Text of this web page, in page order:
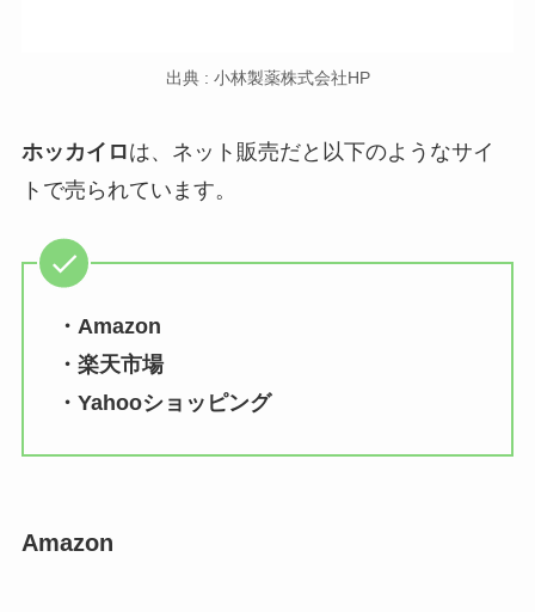
出典 : 小林製薬株式会社HP
ホッカイロは、ネット販売だと以下のようなサイ
トで売られています。
・Amazon
・楽天市場
・Yahooショッピング
Amazon